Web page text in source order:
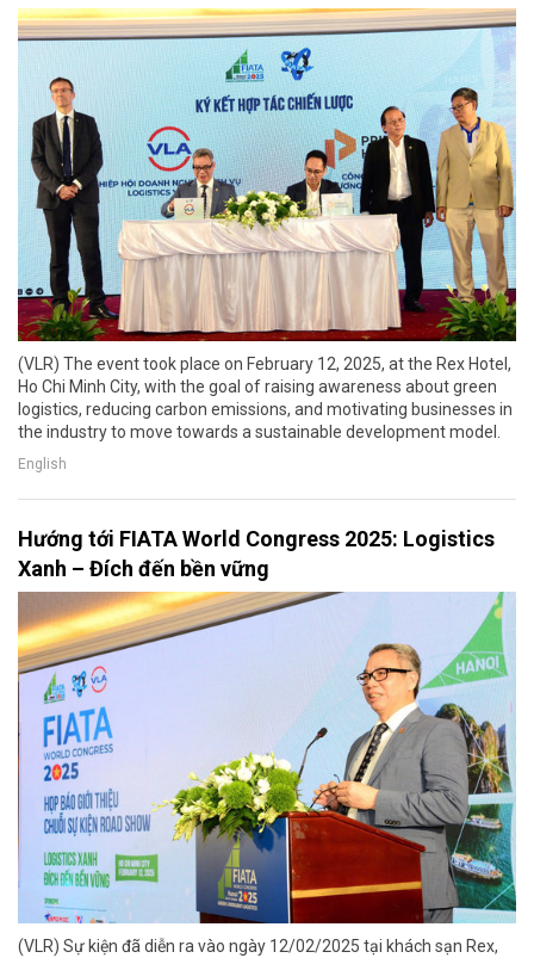
(VLR) The event took place on February 12, 2025, at the Rex Hotel,
Ho Chi Minh City, with the goal of raising awareness about green
logistics, reducing carbon emissions, and motivating businesses in
the industry to move towards a sustainable development model.
English
Hướng tới FIATA World Congress 2025: Logistics
Xanh – Đích đến bền vững
(VLR) Sự kiện đã diễn ra vào ngày 12/02/2025 tại khách sạn Rex,